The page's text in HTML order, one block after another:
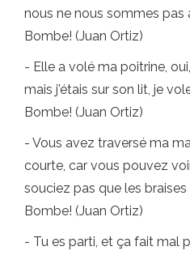
nous ne nous sommes pas
Bombe! (Juan Ortiz)
- Elle a volé ma poitrine,
mais j'étais sur son lit, je
Bombe! (Juan Ortiz)
- Vous avez traversé ma
courte, car vous pouvez
souciez pas que les
Bombe! (Juan Ortiz)
- Tu es parti, et ça fait mal